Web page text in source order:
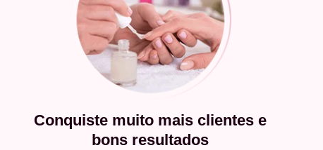
Conquiste muito mais clientes e
bons resultados